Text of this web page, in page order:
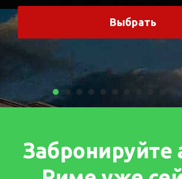
Выбрать
Забронируйте